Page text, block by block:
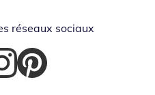
réseaux sociaux
nieuw venster
in nieuw venster
Opent in nieuw venster